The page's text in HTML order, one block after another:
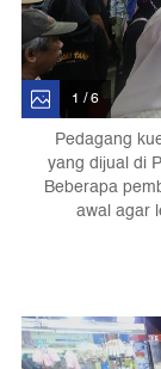
1 / 6
Pedagang
yang dijual di
Beberapa
awal agar